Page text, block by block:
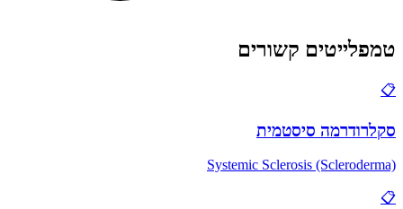
טמפלייטים קשורים
📋
סקלרודרמה סיסטמית
Systemic Sclerosis (Scleroderma)
📋